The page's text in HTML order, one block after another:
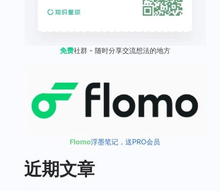
免费社群 - 随时分享交流想法的地方
Flomo浮墨笔记，送PRO会员
近期文章